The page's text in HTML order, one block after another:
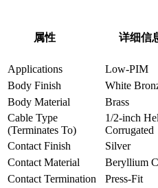
属性 详细信
Applications
Low-PIM
Body Finish
White
Body Material
Brass
Cable Type
(Terminates To)
1/2-inch
Corrugated
Contact Finish
Silver
Contact Material
Beryllium
Contact Termination
Press-Fit